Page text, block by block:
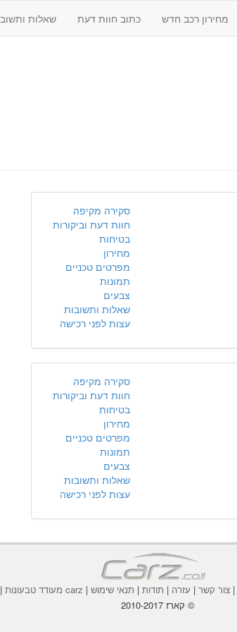
מחירון רכב חדש כתוב חוות דעת שאלות
סקירה מקיפה
חוות דעת וביקורות
בטיחות
מחירון
מפרטים טכניים
תמונות
צבעים
שאלות ותשובות
עצות לפני רכישה
סקירה מקיפה
חוות דעת וביקורות
בטיחות
מחירון
מפרטים טכניים
תמונות
צבעים
שאלות ותשובות
עצות לפני רכישה
| צור קשר | עזרה | תודות | תנאי שימוש | carz מעודד טבעונות |
© קארז 2010-2017